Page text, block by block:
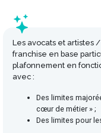
Les avocats et artistes
franchise en base
plafonnement en
avec :
Des limites
cœur de métier » ;
Des limites pour